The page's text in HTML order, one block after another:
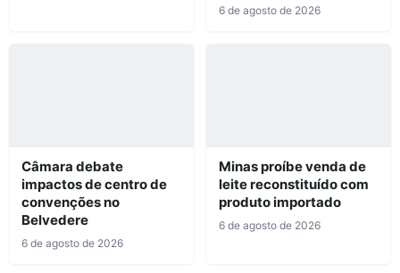
6 de agosto de 2026
Câmara debate
impactos de centro de
convenções no
Belvedere
6 de agosto de 2026
Minas proíbe venda de
leite reconstituído com
produto importado
6 de agosto de 2026